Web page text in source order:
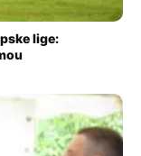
lige: